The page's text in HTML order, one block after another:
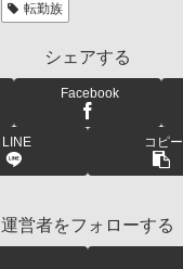
転勤族
シェアする
Facebook
LINE コピー
運営者をフォローする